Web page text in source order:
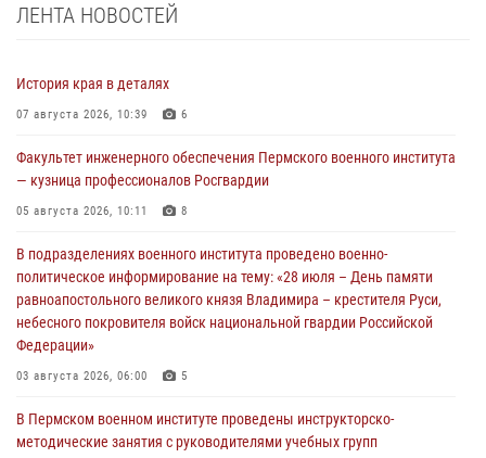
ЛЕНТА НОВОСТЕЙ
История края в деталях
07 августа 2026, 10:39 6
Факультет инженерного обеспечения Пермского военного института
— кузница профессионалов Росгвардии
05 августа 2026, 10:11 8
В подразделениях военного института проведено военно-
политическое информирование на тему: «28 июля – День памяти
равноапостольного великого князя Владимира – крестителя Руси,
небесного покровителя войск национальной гвардии Российской
Федерации»
03 августа 2026, 06:00 5
В Пермском военном институте проведены инструкторско-
методические занятия с руководителями учебных групп